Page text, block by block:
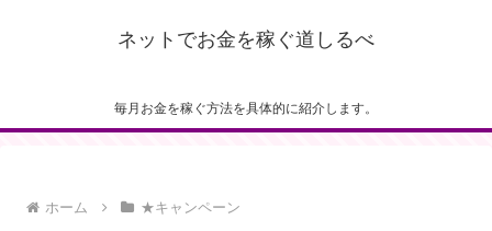
ネットでお金を稼ぐ道しるべ
毎月お金を稼ぐ方法を具体的に紹介します。
ホーム ★キャンペーン